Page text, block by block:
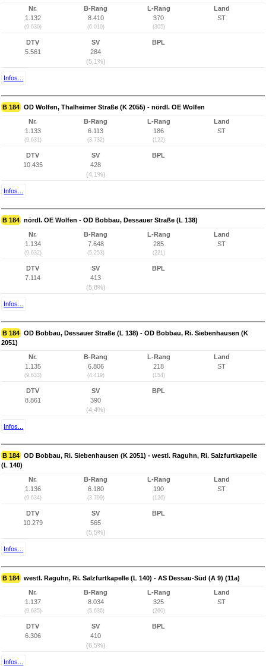
Nr.
1.132
(9.630)
B-Rang
8.410
(6.010)
L-Rang
370
(305)
Land
ST
DTV
5.561
SV
284
(5,1%)
BPL
Infos...
B 184 OD Wolfen, Thalheimer Straße (K 2055) - nördl. OE Wolfen
Nr.
1.133
(9.631)
B-Rang
6.113
(3.732)
L-Rang
186
(122)
Land
ST
DTV
10.435
SV
428
(4,1%)
BPL
Infos...
B 184 nördl. OE Wolfen - OD Bobbau, Dessauer Straße (L 138)
Nr.
1.134
(9.632)
B-Rang
7.648
(5.253)
L-Rang
285
(221)
Land
ST
DTV
7.114
SV
413
(5,8%)
BPL
Infos...
B 184 OD Bobbau, Dessauer Straße (L 138) - OD Bobbau, Ri. Siebenhausen (K
2051)
Nr.
1.135
(9.633)
B-Rang
6.806
(4.419)
L-Rang
218
(154)
Land
ST
DTV
8.861
SV
390
(4,4%)
BPL
Infos...
B 184 OD Bobbau, Ri. Siebenhausen (K 2051) - westl. Raguhn, Ri. Salzfurtkapelle
(L 140)
Nr.
1.136
(9.634)
B-Rang
6.180
(3.799)
L-Rang
190
(126)
Land
ST
DTV
10.279
SV
565
(5,5%)
BPL
Infos...
B 184 westl. Raguhn, Ri. Salzfurtkapelle (L 140) - AS Dessau-Süd (A 9) (11a)
Nr.
1.137
(9.635)
B-Rang
8.034
(5.636)
L-Rang
325
(260)
Land
ST
DTV
6.306
SV
410
(6,5%)
BPL
Infos...